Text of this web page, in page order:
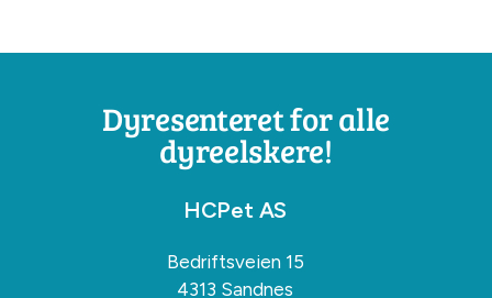
Dyresenteret for alle
dyreelskere!
HCPet AS
Bedriftsveien 15
4313 Sandnes